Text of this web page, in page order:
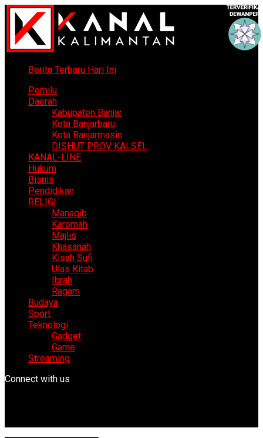
Berita Terbaru Hari Ini
Pemilu
Daerah
Kabupaten Banjar
Kota Banjarbaru
Kota Banjarmasin
DISHUT PROV KALSEL
KANAL-LINE
Hukum
Bisnis
Pendidikan
RELIGI
Manaqib
Karomah
Majlis
Khasanah
Kisah Sufi
Ulas Kitab
Ibrah
Ragam
Budaya
Sport
Teknologi
Gadget
Game
Streaming
Connect with us